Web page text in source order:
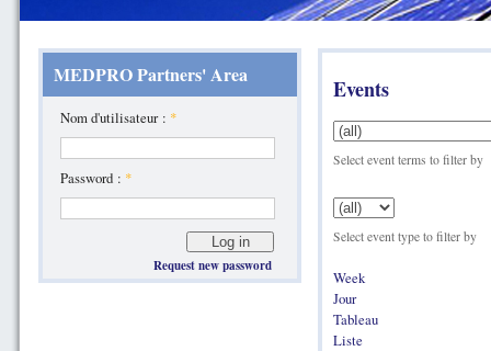
MEDPRO Partners' Area
Nom d'utilisateur : *
Password : *
Request new password
Events
Select event terms to filter by
Select event type to filter by
Week
Jour
Tableau
Liste